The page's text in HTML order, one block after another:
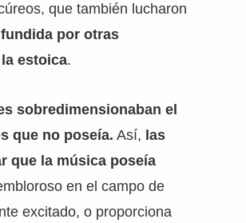
que también lucharon
por otras
estoica.
sobredimensionaban el
que no poseía. Así, las
que la música poseía
en el campo de
excitado, o proporciona